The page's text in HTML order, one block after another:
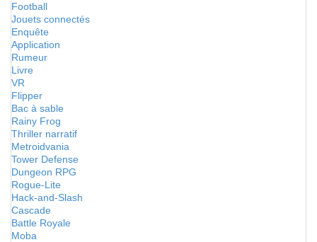
Football
Jouets connectés
Enquête
Application
Rumeur
Livre
VR
Flipper
Bac à sable
Rainy Frog
Thriller narratif
Metroidvania
Tower Defense
Dungeon RPG
Rogue-Lite
Hack-and-Slash
Cascade
Battle Royale
Moba